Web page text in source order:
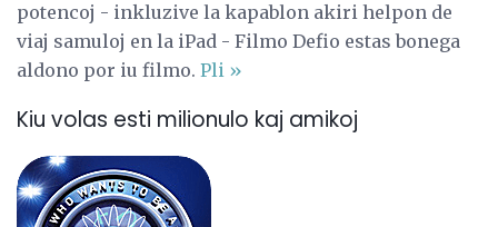
potencoj - inkluzive la kapablon akiri helpon de
viaj samuloj en la iPad - Filmo Defio estas bonega
aldono por iu filmo. Pli »
Kiu volas esti milionulo kaj amikoj